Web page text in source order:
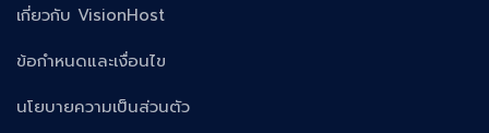
เกี่ยวกับ VisionHost
ข้อกำหนดและเงื่อนไข
นโยบายความเป็นส่วนตัว